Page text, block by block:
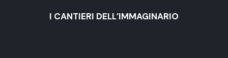
I CANTIERI DELL’IMMAGINARIO